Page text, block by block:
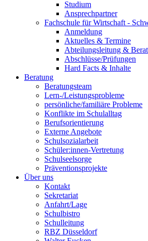
Studium
Ansprechpartner
Fachschule für Wirtschaft -
Anmeldung
Aktuelles & Termine
Abteilungsleitung &
Abschlüsse/Prüfungen
Hard Facts & Inhalte
Beratung
Beratungsteam
Lern-/Leistungsprobleme
persönliche/familiäre Probleme
Konflikte im Schulalltag
Berufsorientierung
Externe Angebote
Schulsozialarbeit
Schüler:innen-Vertretung
Schulseelsorge
Präventionsprojekte
Über uns
Kontakt
Sekretariat
Anfahrt/Lage
Schulbistro
Schulleitung
RBZ Düsseldorf